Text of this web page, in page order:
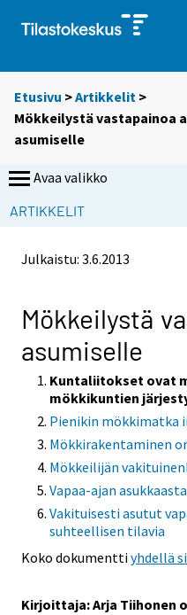
Etusivu >Artikkelit >
Mökkeilystä vastapainoa
asumiselle
Avaa valikko
ARTIKKELIT
Julkaistu: 3.6.2013
Mökkeilystä
asumiselle
Kuntaliitokset ovat
mökkikuntien
Pienikin mökkimatka
Mökkirakentaminen
Mökkeilijän
Vapaa-ajan
Vakituisesti asutut
suhteellisen tilavia
Koko dokumenttiyhdellä
Kirjoittaja: Arja Tiihonen